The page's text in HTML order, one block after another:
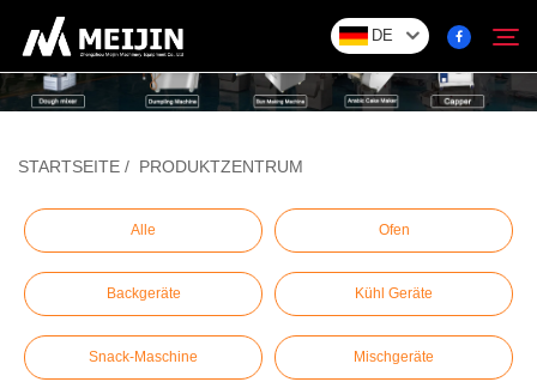
DE
Unternehmen
LÖSUNG
Produktzentrum
Service
STARTSEITE / PRODUKTZENTRUM
Alle Ofen
Backgeräte Kühl Geräte
Snack-Maschine Mischgeräte